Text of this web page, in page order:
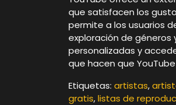
que satisfacen los
permite a los usuarios
exploración de géneros
personalizadas y
que hacen que
Etiquetas: artistas,
gratis,listas de